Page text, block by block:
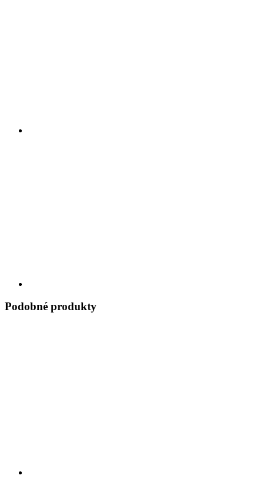
Podobné produkty